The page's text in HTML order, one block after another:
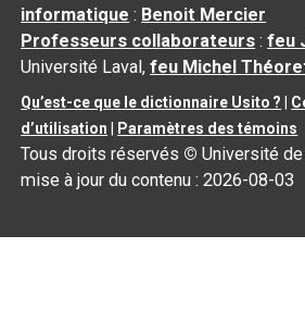
informatique : Benoit Mercier
Professeurs collaborateurs :feu
Université Laval,feu Michel
Qu’est-ce que le dictionnaire Usito ?
d’utilisation
Paramètres des témoins
Tous droits réservés © Université
mise à jour du contenu :2026-08-03